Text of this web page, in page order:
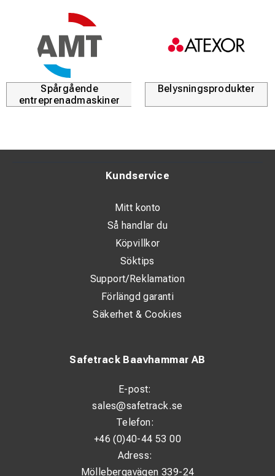
Spårgående
entreprenadmaskiner
Belysningsprodukter
Safetrack Baavhammar AB
E-post:
sales@safetrack.se
Telefon:
+46 (0)40-44 53 00
Adress:
Möllebergavägen 339-24
Kundservice
Mitt konto
Så handlar du
Köpvillkor
Söktips
Support/Reklamation
Förlängd garanti
Säkerhet & Cookies